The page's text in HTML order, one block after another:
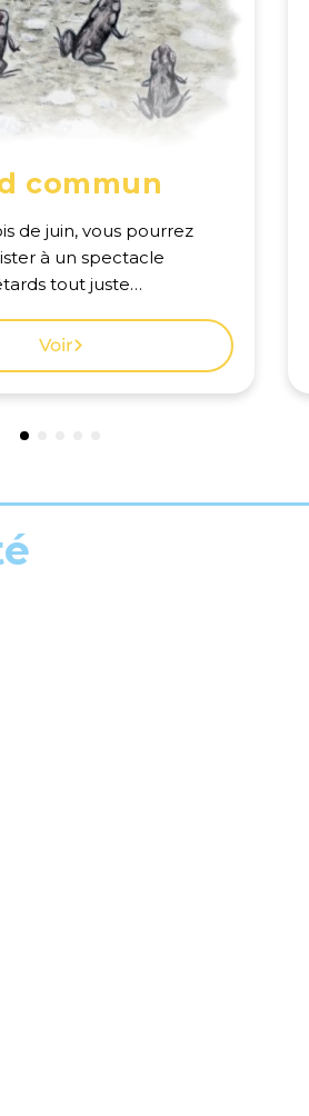
commun
de juin, vous pourrez
à un spectacle
tout juste
natal, formant
des rassemblements
:
Genève.
Voir